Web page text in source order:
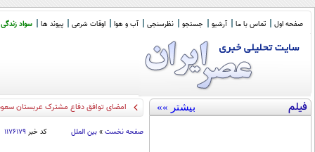
صفحه اول تماس با ما آرشیو جستجو نظرسنجی آب و هوا اوقات شرعی پیوند ها سواد زندگی
فیلم بیشتر »» امضای توافق دفاع مشترک عربستان
صفحه نخست » بین الملل کد خبر ۱۱۷۶۱۷۹